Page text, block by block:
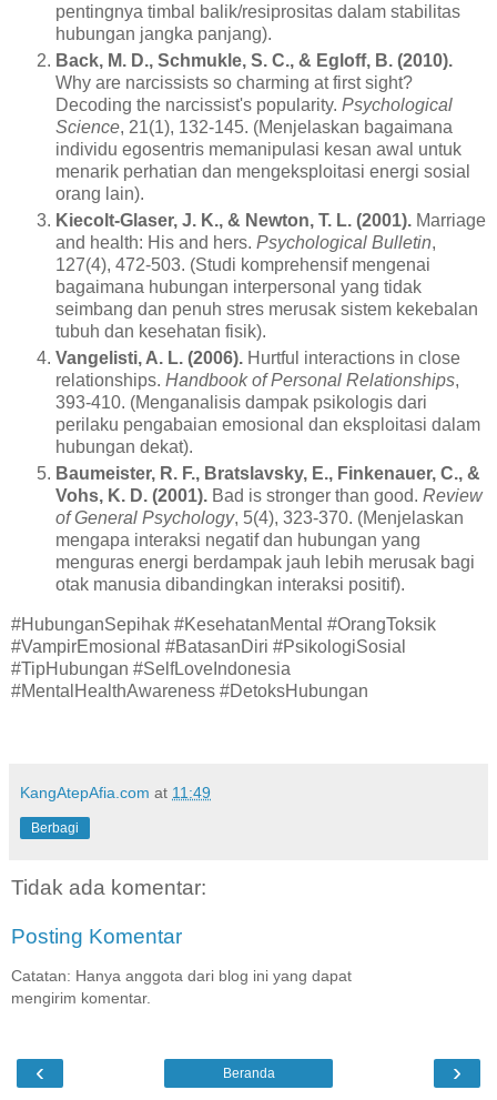
pentingnya timbal balik/resiprositas dalam stabilitas
hubungan jangka panjang).
Back, M. D., Schmukle, S. C., & Egloff, B. (2010).
Why are narcissists so charming at first sight?
Decoding the narcissist's popularity. Psychological
Science, 21(1), 132-145. (Menjelaskan bagaimana
individu egosentris memanipulasi kesan awal untuk
menarik perhatian dan mengeksploitasi energi sosial
orang lain).
Kiecolt-Glaser, J. K., & Newton, T. L. (2001). Marriage
and health: His and hers. Psychological Bulletin,
127(4), 472-503. (Studi komprehensif mengenai
bagaimana hubungan interpersonal yang tidak
seimbang dan penuh stres merusak sistem kekebalan
tubuh dan kesehatan fisik).
Vangelisti, A. L. (2006). Hurtful interactions in close
relationships. Handbook of Personal Relationships,
393-410. (Menganalisis dampak psikologis dari
perilaku pengabaian emosional dan eksploitasi dalam
hubungan dekat).
Baumeister, R. F., Bratslavsky, E., Finkenauer, C., &
Vohs, K. D. (2001). Bad is stronger than good. Review
of General Psychology, 5(4), 323-370. (Menjelaskan
mengapa interaksi negatif dan hubungan yang
menguras energi berdampak jauh lebih merusak bagi
otak manusia dibandingkan interaksi positif).
#HubunganSepihak #KesehatanMental #OrangToksik
#VampirEmosional #BatasanDiri #PsikologiSosial
#TipHubungan #SelfLoveIndonesia
#MentalHealthAwareness #DetoksHubungan
KangAtepAfia.com at 11:49
Berbagi
Tidak ada komentar:
Posting Komentar
Catatan: Hanya anggota dari blog ini yang dapat
mengirim komentar.
‹ ›
Beranda